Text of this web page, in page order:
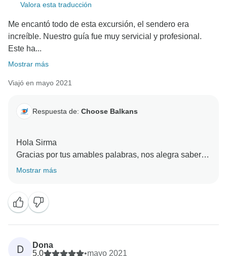
Valora esta traducción
Me encantó todo de esta excursión, el sendero era
increíble. Nuestro guía fue muy servicial y profesional.
Este ha...
Mostrar más
Viajó en mayo 2021
Respuesta de: Choose Balkans
Hola Sirma
Gracias por tus amables palabras, nos alegra saber
que has disfrutado de tu viaje con nosotros. Fue más
Un cordial saludo,
Mostrar más
D
Dona
5.0
•mayo 2021